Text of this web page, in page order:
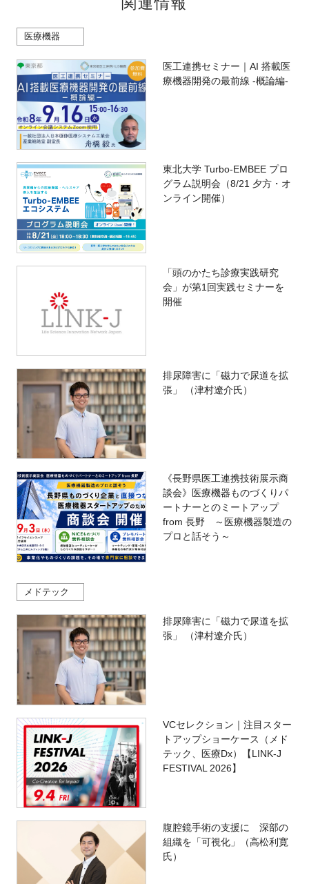
関連情報
医療機器
医工連携セミナー｜AI 搭載医
療機器開発の最前線 -概論編-
東北大学 Turbo-EMBEE プロ
グラム説明会（8/21 夕方・オ
ンライン開催）
「頭のかたち診療実践研究
会」が第1回実践セミナーを
開催
排尿障害に「磁力で尿道を拡
張」 （津村遼介氏）
《長野県医工連携技術展示商
談会》医療機器ものづくりパ
ートナーとのミートアップ
from 長野 ～医療機器製造の
プロと話そう～
メドテック
排尿障害に「磁力で尿道を拡
張」 （津村遼介氏）
VCセレクション｜注目スター
トアップショーケース（メド
テック、医療Dx）【LINK-J
FESTIVAL 2026】
腹腔鏡手術の支援に 深部の
組織を「可視化」（高松利寛
氏）